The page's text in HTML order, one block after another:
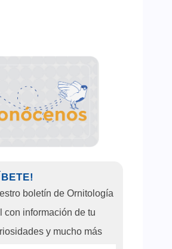
boletín de Ornitología
con información de tu
y mucho más